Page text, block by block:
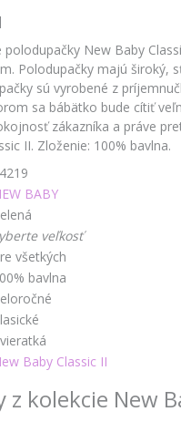
polodupačky New Baby
Polodupačky majú široký,
sú vyrobené z
sa bábätko bude cítiť
zákazníka a práve
II. Zloženie: 100% bavlna.
BABY
veľkosť
všetkých
bavlna
Baby Classic II
kolekcie New